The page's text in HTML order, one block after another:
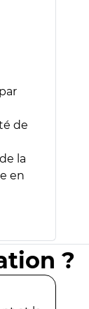
de
la
en
?